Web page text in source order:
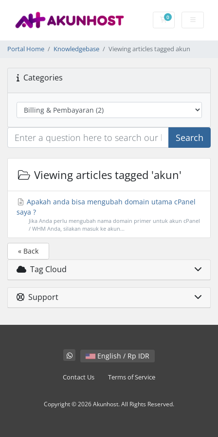
0Shopping Cart
Portal Home Knowledgebase Viewing articles tagged akun
Categories
Search
Viewing articles tagged 'akun'
Apakah anda bisa mengubah domain utama cPanel
saya ?
Jika Anda perlu mengubah nama domain primer untuk akun cPanel
/ WHM Anda, silakan masuk ke akun...
« Back
Tag Cloud
Support
English / Rp IDR
Contact Us Terms of Service
Copyright © 2026 Akunhost. All Rights Reserved.